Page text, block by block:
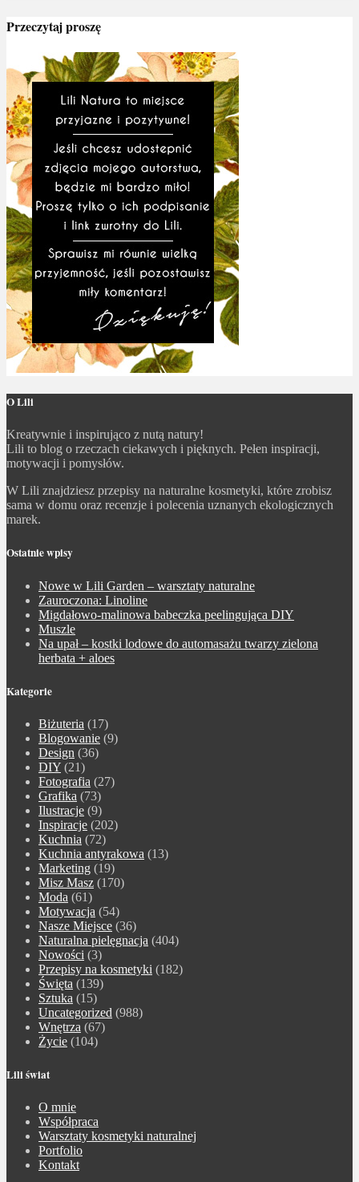
Przeczytaj proszę
O Lili
Kreatywnie i inspirująco z nutą natury!
Lili to blog o rzeczach ciekawych i pięknych. Pełen inspiracji,
motywacji i pomysłów.
W Lili znajdziesz przepisy na naturalne kosmetyki, które zrobisz
sama w domu oraz recenzje i polecenia uznanych ekologicznych
marek.
Ostatnie wpisy
Nowe w Lili Garden – warsztaty naturalne
Zauroczona: Linoline
Migdałowo-malinowa babeczka peelingująca DIY
Muszle
Na upał – kostki lodowe do automasażu twarzy zielona
herbata + aloes
Kategorie
Biżuteria (17)
Blogowanie (9)
Design (36)
DIY (21)
Fotografia (27)
Grafika (73)
Ilustracje (9)
Inspiracje (202)
Kuchnia (72)
Kuchnia antyrakowa (13)
Marketing (19)
Misz Masz (170)
Moda (61)
Motywacja (54)
Nasze Miejsce (36)
Naturalna pielęgnacja (404)
Nowości (3)
Przepisy na kosmetyki (182)
Święta (139)
Sztuka (15)
Uncategorized (988)
Wnętrza (67)
Życie (104)
Lili świat
O mnie
Współpraca
Warsztaty kosmetyki naturalnej
Portfolio
Kontakt